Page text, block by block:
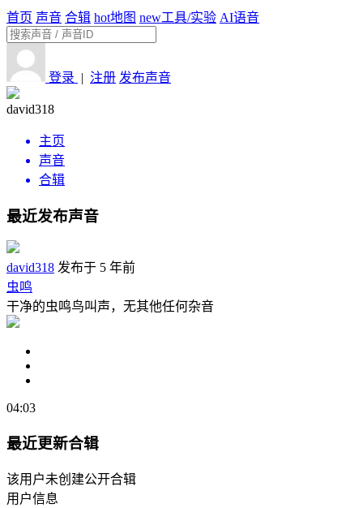
首页 声音 合辑 hot地图 new工具/实验 AI语音
登录 | 注册 发布声音
david318
主页
声音
合辑
最近发布声音
david318 发布于 5 年前
虫鸣
干净的虫鸣鸟叫声，无其他任何杂音
04:03
最近更新合辑
该用户未创建公开合辑
用户信息